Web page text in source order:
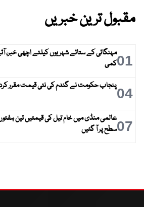
مقبول ترین خبریں
01مہنگائی کے ستائے شہریوں کیلئے اچھی خبر،
کمی
04پنجاب حکومت نے گندم کی نئی قیمت مقرر
07عالمی منڈی میں خام تیل کی قیمتیں تین
سطح پر آ گئیں